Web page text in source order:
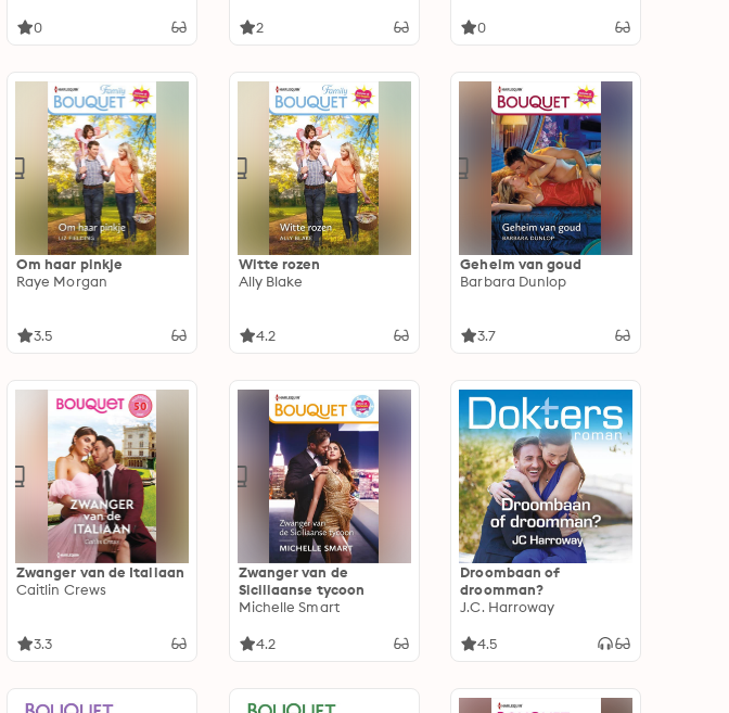
0 2 0
Om haar pinkje
Raye Morgan
3.5
Witte rozen
Ally Blake
4.2
Geheim van goud
Barbara Dunlop
3.7
Zwanger van de Italiaan
Caitlin Crews
3.3
Zwanger van de
Siciliaanse tycoon
Michelle Smart
4.2
Droombaan of
droomman?
J.C. Harroway
4.5